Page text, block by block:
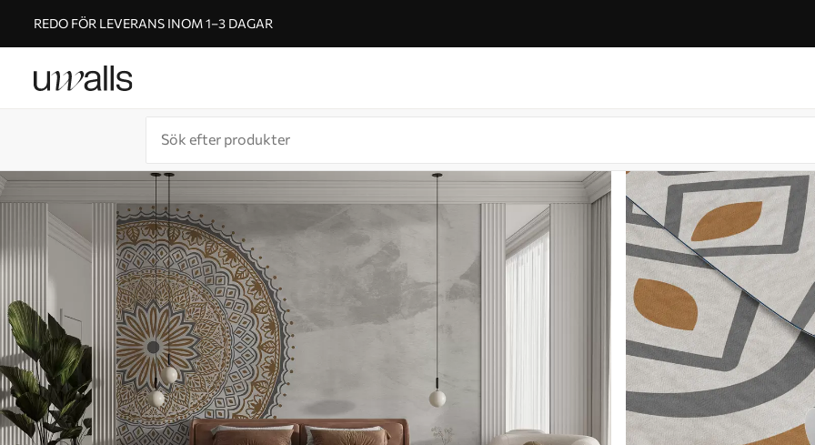
REDO FÖR LEVERANS INOM 1–3 DAGAR